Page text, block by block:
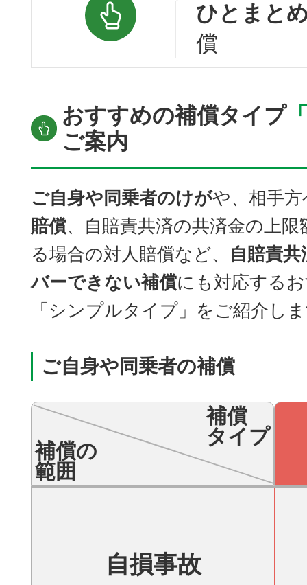
ひとまと
償
おすすめの補償タイプ
ご案内
ご自身や同乗者のけがや、相手
賠償、自賠責共済の共済金の上限
る場合の対人賠償など、 自賠責
バーできない補償にも対応する
「シンプルタイプ」をご紹介し
ご自身や同乗者の補償
補償の
範囲
補償
タイプ
自損事故